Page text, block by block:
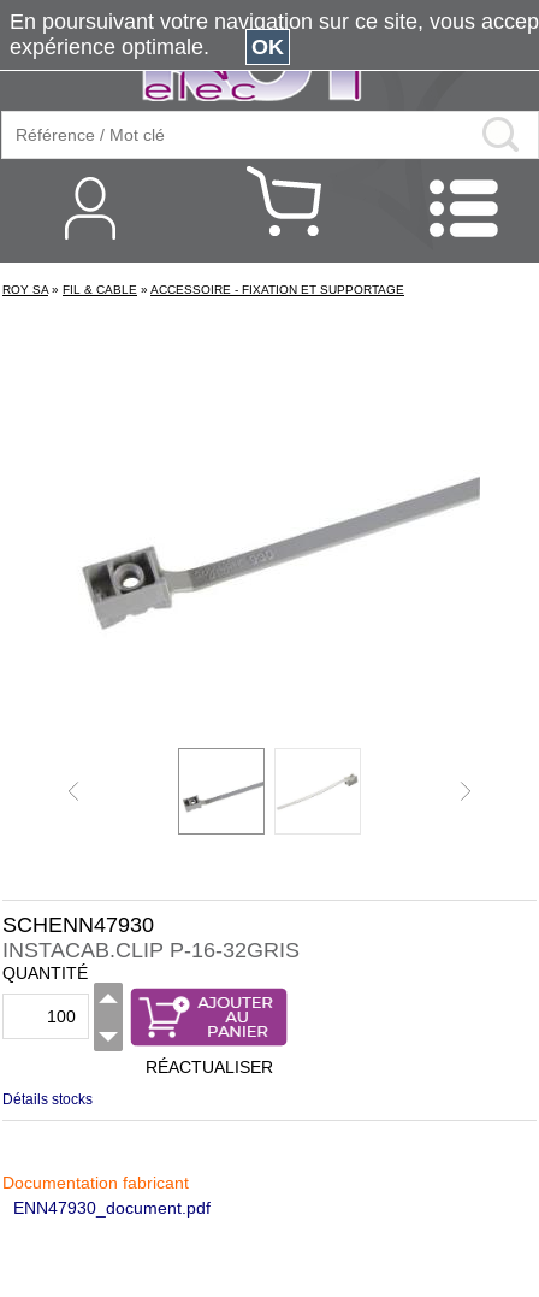
ROY SA » FIL & CABLE » ACCESSOIRE - FIXATION ET SUPPORTAGE
SCHENN47930
INSTACAB.CLIP P-16-32GRIS
QUANTITÉ
RÉACTUALISER
Détails stocks
Documentation fabricant
ENN47930_document.pdf
En poursuivant votre navigation sur ce site, vous
expérience optimale.
OK